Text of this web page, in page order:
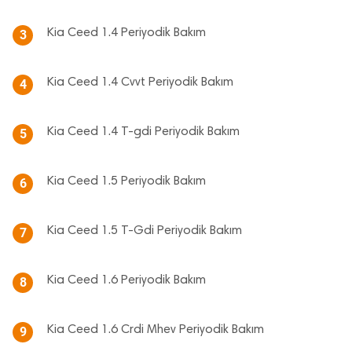
3 Kia Ceed 1.4 Periyodik Bakım
4 Kia Ceed 1.4 Cvvt Periyodik Bakım
5 Kia Ceed 1.4 T-gdi Periyodik Bakım
6 Kia Ceed 1.5 Periyodik Bakım
7 Kia Ceed 1.5 T-Gdi Periyodik Bakım
8 Kia Ceed 1.6 Periyodik Bakım
9 Kia Ceed 1.6 Crdi Mhev Periyodik Bakım